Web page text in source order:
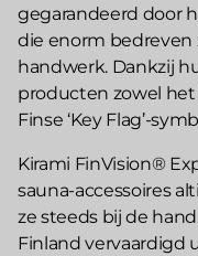
gegarandeerd door
die enorm bedreven
handwerk. Dankzij
producten zowel het
Finse ‘Key Flag’-
Kirami FinVision®
sauna-accessoires
ze steeds bij de
Finland vervaardigd